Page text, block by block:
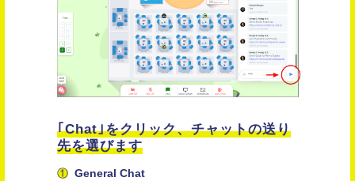
｢Chat｣をクリック、チャットの送り
先を選びます
General Chat